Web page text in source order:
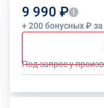
9 990 ₽
+ 200 бонусных ₽
Под запрос у